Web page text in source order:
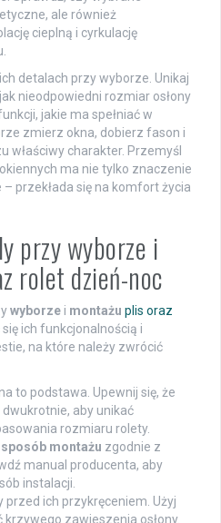
ale również
cieplną i cyrkulację
detalach przy wyborze. Unikaj
nieodpowiedni rozmiar osłony
jakie ma spełniać w
zmierz okna, dobierz fason i
właściwy charakter. Przemyśl
ma nie tylko znaczenie
przekłada się na komfort życia
przy wyborze i
rolet dzień-noc
wyborze i montażu plis oraz
się ich funkcjonalnością i
na które należy zwrócić
to podstawa. Upewnij się, że
aby unikać
rozmiaru rolety.
montażu zgodnie z
manual producenta, aby
instalacji.
przed ich przykręceniem. Użyj
krzywego zawieszenia osłony.